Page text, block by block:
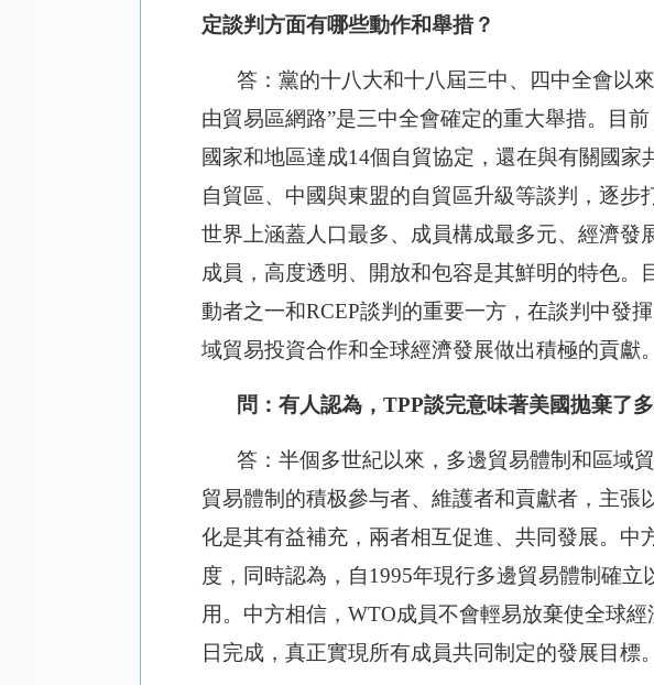
定談判方面有哪些動作和舉措？
答：黨的十八大和十八屆三中、四中全會以
由貿易區網路”是三中全會確定的重大舉措。目
國家和地區達成14個自貿協定，還在與有關國
自貿區、中國與東盟的自貿區升級等談判，逐
世界上涵蓋人口最多、成員構成最多元、經濟發
成員，高度透明、開放和包容是其鮮明的特色
動者之一和RCEP談判的重要一方，在談判中發
域貿易投資合作和全球經濟發展做出積極的貢獻。
問：有人認為， TPP談完意味著美國拋棄了
答：半個多世紀以來，多邊貿易體制和區域
貿易體制的積极參与者、維護者和貢獻者，主張
化是其有益補充，兩者相互促進、共同發展。
度，同時認為，自1995年現行多邊貿易體制確
用。中方相信，WTO成員不會輕易放棄使全球
日完成，真正實現所有成員共同制定的發展目標。